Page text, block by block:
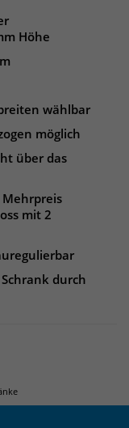
Höhe
wählbar
möglich
über das
mit 2
durch
Optin-
identifizieren.
installiert.
um
für den
zu
zu